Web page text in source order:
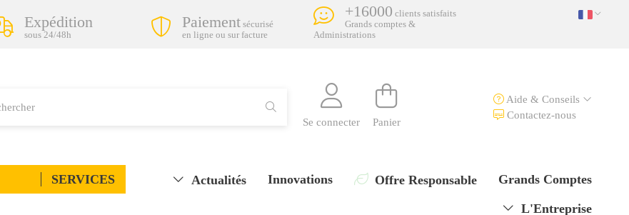
Expédition
sous 24/48h
Paiement sécurisé
en ligne ou sur facture
+16000 clients satisfaits
Grands comptes &
Administrations
Se connecter Panier
Aide & Conseils
Contactez-nous
SERVICES Grands Comptes
Offre Responsable
Innovations
Actualités
L'Entreprise